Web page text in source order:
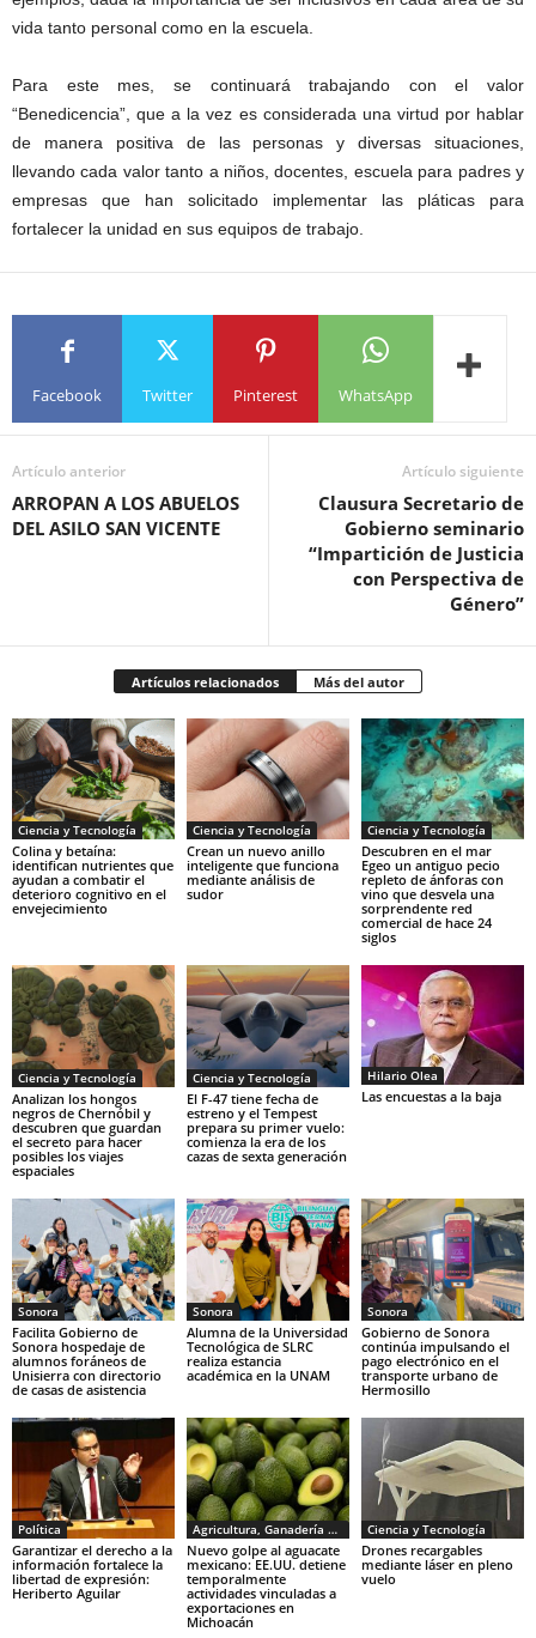
vida tanto personal como en la escuela.
Para este mes, se continuará trabajando con el valor
“Benedicencia”, que a la vez es considerada una virtud por hablar
de manera positiva de las personas y diversas situaciones,
llevando cada valor tanto a niños, docentes, escuela para padres y
empresas que han solicitado implementar las pláticas para
fortalecer la unidad en sus equipos de trabajo.
Facebook Twitter Pinterest WhatsApp
Artículo anterior
ARROPAN A LOS ABUELOS
DEL ASILO SAN VICENTE
Artículo siguiente
Clausura Secretario de
Gobierno seminario
“Impartición de Justicia
con Perspectiva de
Género”
Artículos relacionados Más del autor
Ciencia y Tecnología
Colina y betaína:
identifican nutrientes que
ayudan a combatir el
deterioro cognitivo en el
envejecimiento
Ciencia y Tecnología
Crean un nuevo anillo
inteligente que funciona
mediante análisis de
sudor
Ciencia y Tecnología
Descubren en el mar
Egeo un antiguo pecio
repleto de ánforas con
vino que desvela una
sorprendente red
comercial de hace 24
siglos
Ciencia y Tecnología
Analizan los hongos
negros de Chernóbil y
descubren que guardan
el secreto para hacer
posibles los viajes
espaciales
Ciencia y Tecnología
El F-47 tiene fecha de
estreno y el Tempest
prepara su primer vuelo:
comienza la era de los
cazas de sexta generación
Hilario Olea
Las encuestas a la baja
Sonora
Facilita Gobierno de
Sonora hospedaje de
alumnos foráneos de
Unisierra con directorio
de casas de asistencia
Sonora
Alumna de la Universidad
Tecnológica de SLRC
realiza estancia
académica en la UNAM
Sonora
Gobierno de Sonora
continúa impulsando el
pago electrónico en el
transporte urbano de
Hermosillo
Política
Garantizar el derecho a la
información fortalece la
libertad de expresión:
Heriberto Aguilar
Agricultura, Ganadería y Pesca
Nuevo golpe al aguacate
mexicano: EE.UU. detiene
temporalmente
actividades vinculadas a
exportaciones en
Michoacán
Ciencia y Tecnología
Drones recargables
mediante láser en pleno
vuelo